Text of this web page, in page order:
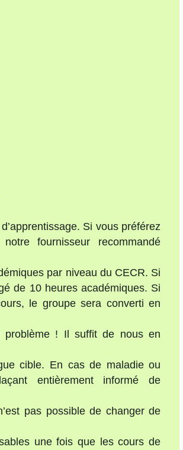
Si vous préférez
fournisseur recommandé
par niveau du CECR. Si
de 10 heures académiques. Si
le groupe sera converti en
problème ! Il suffit de nous en
cible. En cas de maladie ou
entièrement informé de
pas possible de changer de
une fois que les cours de